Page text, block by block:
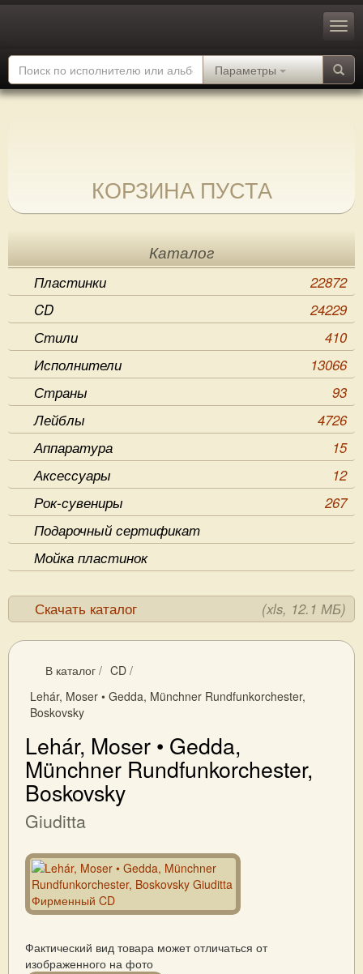
Параметры
КОРЗИНА ПУСТА
Каталог
Пластинки
22872
CD
24229
Стили
410
Исполнители
13066
Страны
93
Лейблы
4726
Аппаратура
15
Аксессуары
12
Рок-сувениры
267
Подарочный сертификат
Мойка пластинок
Скачать каталог (xls, 12.1 МБ)
В каталог / CD /
Lehár, Moser • Gedda, Münchner Rundfunkorchester,
Boskovsky
Lehár, Moser • Gedda,
Münchner Rundfunkorchester,
Boskovsky
Giuditta
Фактический вид товара может отличаться от
изображенного на фото